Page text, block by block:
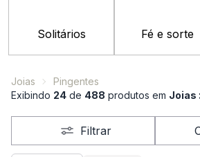
Solitários Fé e sorte
Joias
Pingentes
Exibindo 24 de 488 produtos em Joias
Filtrar